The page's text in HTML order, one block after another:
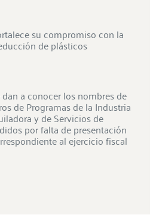
su compromiso con la
de plásticos
a conocer los nombres de
de Programas de la Industria
y de Servicios de
por falta de presentación
al ejercicio fiscal